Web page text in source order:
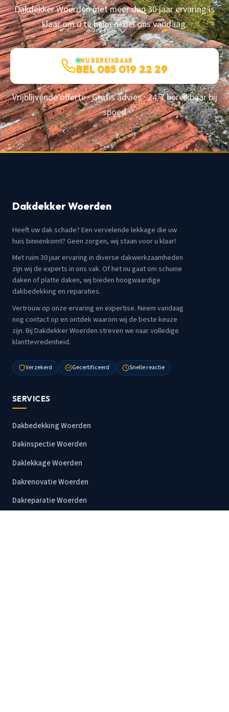
Dakdekker Woerden met meer dan 30 jaar ervaring is
klaar om u te helpen. Bel ons vandaag.
NU BEREIKBAAR
BEL 085 019 22 29
Vrijblijvende offerte · Gratis advies · 24/7 bereikbaar bij
spoed
Dakdekker Woerden
Heeft uw dak schade? Een vervelende lekkage die uw
huis binnenkomt? Geen zorgen, wij staan voor u klaar!
Met ruim 30 jaar ervaring in diverse dakwerkzaamheden
zijn wij de experts in ons vak. Of het nu gaat om schuine
daken of platte daken, wij bieden hoogwaardige
dakbedekking en reparaties.
Vertrouw op onze ervaring en expertise. Neem vandaag
nog contact op en ontdek waarom wij de beste keuze
zijn. Bij Dakdekker Woerden streven we naar volledige
klanttevredenheid.
Verzekerd Gecertificeerd Snelle reactie
SERVICES
Dakbedekking Woerden
Dakinspectie Woerden
Daklekkage Woerden
Dakrenovatie Woerden
Dakreparatie Woerden